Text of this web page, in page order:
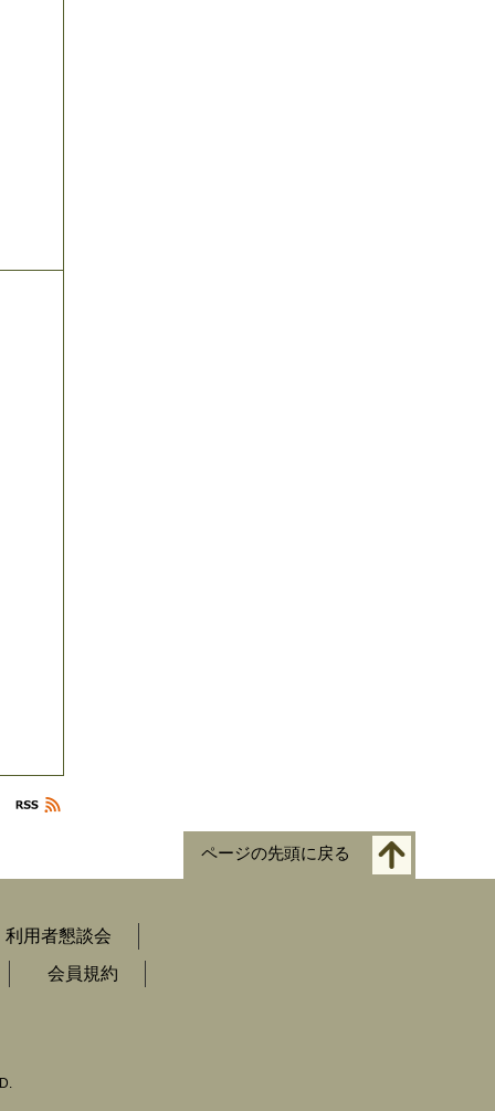
ページの先頭に戻る
利用者懇談会
会員規約